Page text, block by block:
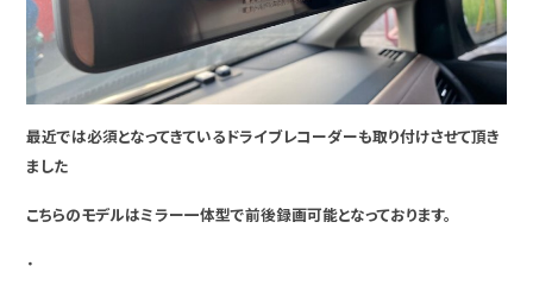
最近では必須となってきているドライブレコーダーも取り付けさせて頂き
ました
こちらのモデルはミラー一体型で前後録画可能となっております。
・